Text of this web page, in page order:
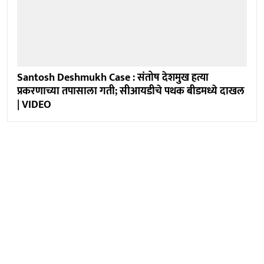
Santosh Deshmukh Case : संतोष देशमुख हत्या
प्रकरणाच्या तपासाला गती; सीआयडीचे पथक बीडमध्ये दाखल
| VIDEO